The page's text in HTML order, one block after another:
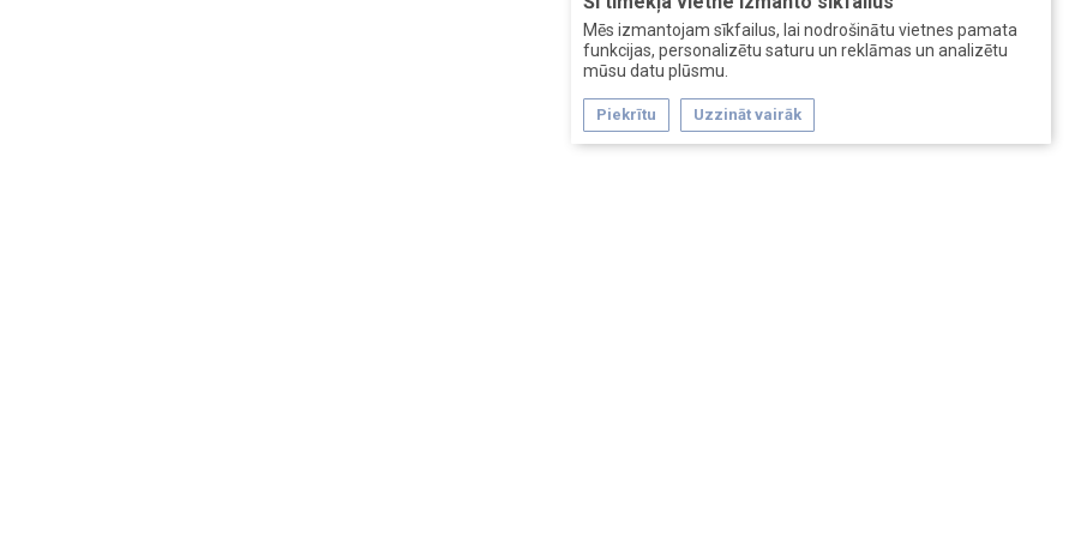
Mēs izmantojam sīkfailus, lai nodrošinātu vietnes pamata
funkcijas, personalizētu saturu un reklāmas un analizētu
mūsu datu plūsmu.
Piekrītu Uzzināt vairāk